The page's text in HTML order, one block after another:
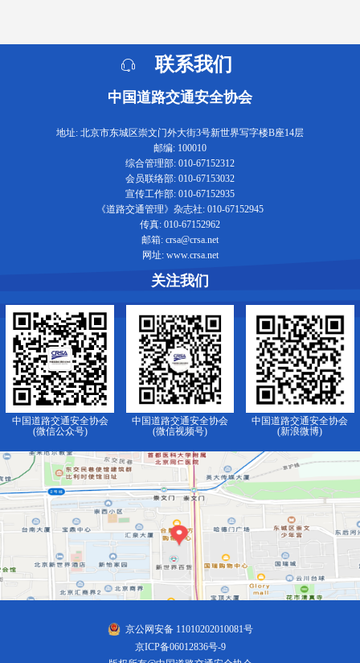
联系我们
中国道路交通安全协会
地址: 北京市东城区崇文门外大街3号新世界写字楼B座14层
邮编: 100010
综合管理部: 010-67152312
会员联络部: 010-67153032
宣传工作部: 010-67152935
《道路交通管理》杂志社: 010-67152945
传真: 010-67152962
邮箱: crsa@crsa.net
网址: www.crsa.net
关注我们
中国道路交通安全协会
(微信公众号)
中国道路交通安全协会
(微信视频号)
中国道路交通安全协会
(新浪微博)
京公网安备 11010202010081号
京ICP备06012836号-9